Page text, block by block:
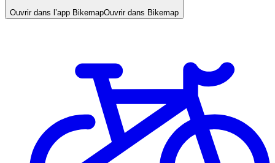
Ouvrir dans l’app BikemapOuvrir dans Bikemap